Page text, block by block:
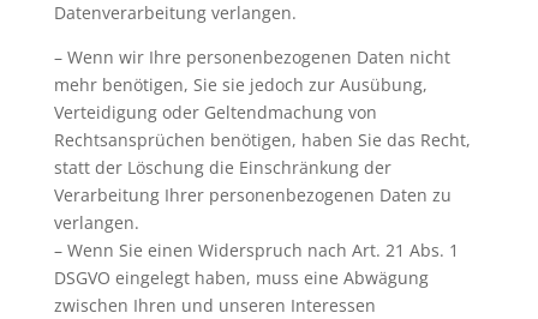
Datenverarbeitung verlangen.
– Wenn wir Ihre personenbezogenen Daten nicht
mehr benötigen, Sie sie jedoch zur Ausübung,
Verteidigung oder Geltendmachung von
Rechtsansprüchen benötigen, haben Sie das Recht,
statt der Löschung die Einschränkung der
Verarbeitung Ihrer personenbezogenen Daten zu
verlangen.
– Wenn Sie einen Widerspruch nach Art. 21 Abs. 1
DSGVO eingelegt haben, muss eine Abwägung
zwischen Ihren und unseren Interessen